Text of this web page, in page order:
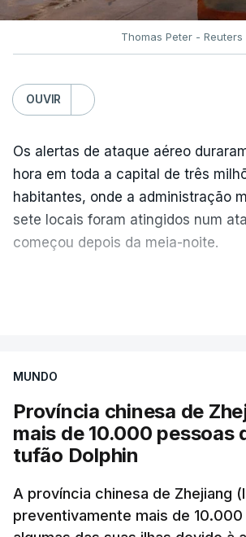
Thomas Peter - Reuters
OUVIR
Os alertas de ataque aéreo
hora em toda a capital de três
habitantes, onde a administração
sete locais foram atingidos num
começou depois da meia-noite.
e quatro mísseis antinavio
A Força Aérea ucraniana
abateu 98 destes
drones
míssil, embora Kiev tenha vindo a
semanas uma grave escassez de
antimíssil balístico capazes de
MUNDO
Província chinesa de
mais de 10.000 pessoas
tufão Dolphin
A província chinesa de Zhejiang
preventivamente mais de